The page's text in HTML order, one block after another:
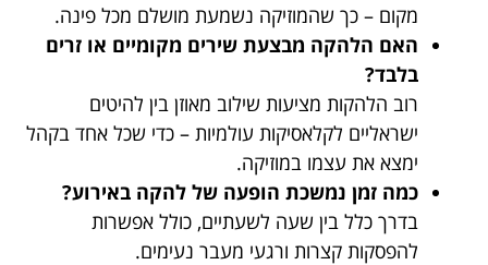
מקום – כך שהמוזיקה נשמעת מושלם מכל פינה.
האם הלהקה מבצעת שירים מקומיים או זרים
בלבד?
רוב הלהקות מציעות שילוב מאוזן בין להיטים
ישראליים לקלאסיקות עולמיות – כדי שכל אחד בקהל
ימצא את עצמו במוזיקה.
כמה זמן נמשכת הופעה של להקה באירוע?
בדרך כלל בין שעה לשעתיים, כולל אפשרות
להפסקות קצרות ורגעי מעבר נעימים.